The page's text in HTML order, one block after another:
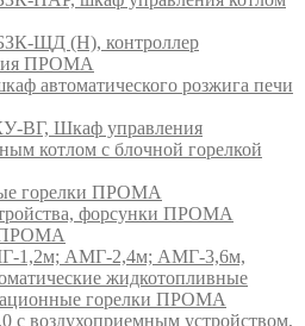
ЩД (Н), контроллер
ПРОМА
автоматического розжига печи
ВГ, Шкаф управления
котлом с блочной горелкой
горелки ПРОМА
форсунки ПРОМА
ПРОМА
1,2м; АМГ-2,4м; АМГ-3,6м,
жидкотопливные
горелки ПРОМА
с воздухоприемным устройством,